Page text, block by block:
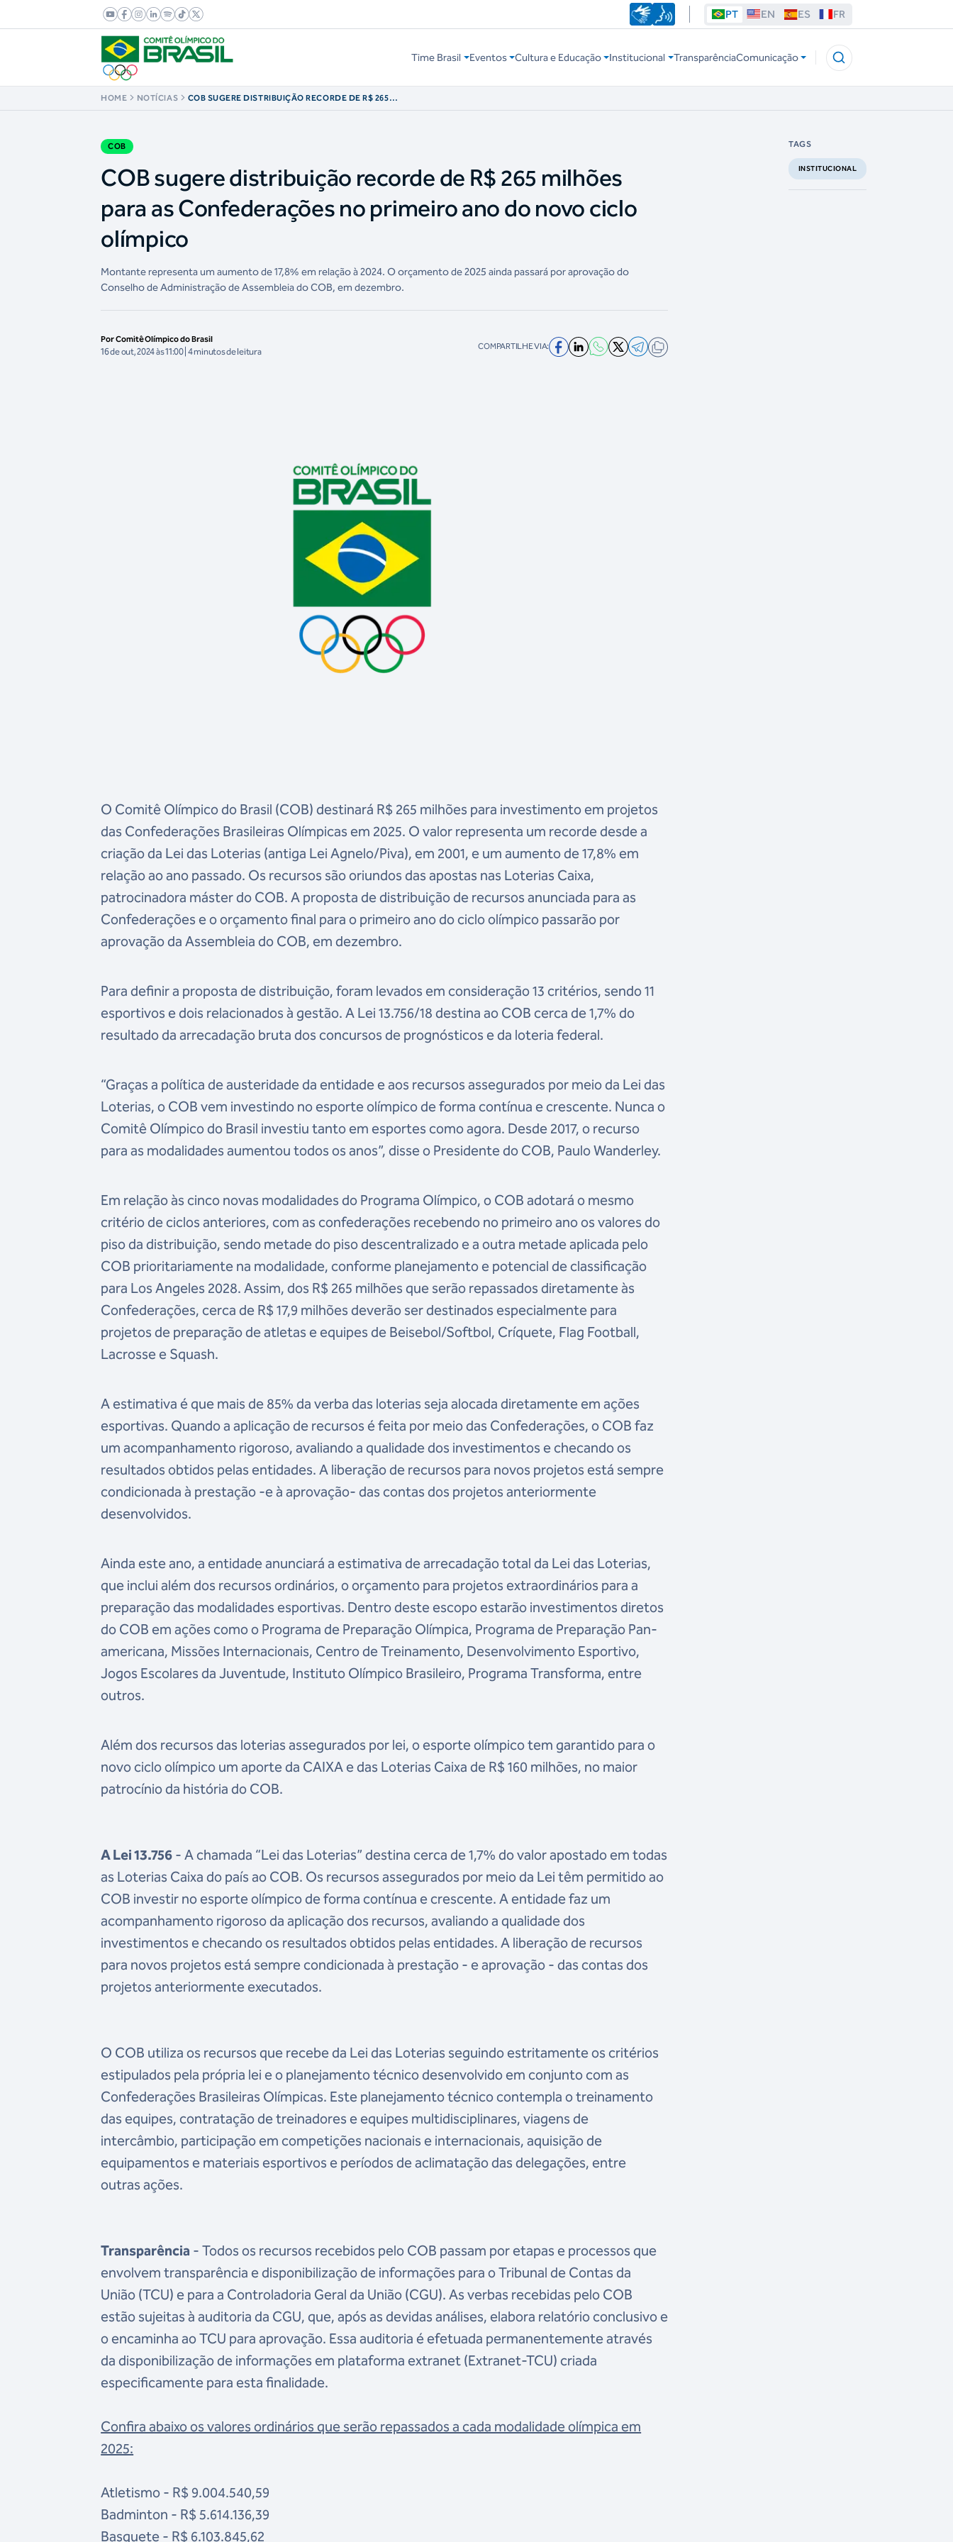
PT EN ES FR
Time Brasil Eventos Cultura e Educação Institucional TransparênciaComunicação
HOME NOTÍCIAS
COB SUGERE DISTRIBUIÇÃO RECORDE DE R$ 265
COB
COB sugere distribuição recorde de R$ 265 milhões
para as Confederações no primeiro ano do novo ciclo
olímpico
Montante representa um aumento de 17,8% em relação à 2024. O orçamento de 2025 ainda passará por aprovação do
Conselho de Administração de Assembleia do COB, em dezembro.
Por Comitê Olímpico do Brasil
16 de out, 2024 às 11:00 | 4 minutos de leitura COMPARTILHE VIA:
O Comitê Olímpico do Brasil (COB) destinará R$ 265 milhões para investimento em projetos
das Confederações Brasileiras Olímpicas em 2025. O valor representa um recorde desde a
criação da Lei das Loterias (antiga Lei Agnelo/Piva), em 2001, e um aumento de 17,8% em
relação ao ano passado. Os recursos são oriundos das apostas nas Loterias Caixa,
patrocinadora máster do COB. A proposta de distribuição de recursos anunciada para as
Confederações e o orçamento final para o primeiro ano do ciclo olímpico passarão por
aprovação da Assembleia do COB, em dezembro.
Para definir a proposta de distribuição, foram levados em consideração 13 critérios, sendo 11
esportivos e dois relacionados à gestão. A Lei 13.756/18 destina ao COB cerca de 1,7% do
resultado da arrecadação bruta dos concursos de prognósticos e da loteria federal.
“Graças a política de austeridade da entidade e aos recursos assegurados por meio da Lei das
Loterias, o COB vem investindo no esporte olímpico de forma contínua e crescente. Nunca o
Comitê Olímpico do Brasil investiu tanto em esportes como agora. Desde 2017, o recurso
para as modalidades aumentou todos os anos”, disse o Presidente do COB, Paulo Wanderley.
Em relação às cinco novas modalidades do Programa Olímpico, o COB adotará o mesmo
critério de ciclos anteriores, com as confederações recebendo no primeiro ano os valores do
piso da distribuição, sendo metade do piso descentralizado e a outra metade aplicada pelo
COB prioritariamente na modalidade, conforme planejamento e potencial de classificação
para Los Angeles 2028. Assim, dos R$ 265 milhões que serão repassados diretamente às
Confederações, cerca de R$ 17,9 milhões deverão ser destinados especialmente para
projetos de preparação de atletas e equipes de Beisebol/Softbol, Críquete, Flag Football,
Lacrosse e Squash.
A estimativa é que mais de 85% da verba das loterias seja alocada diretamente em ações
esportivas. Quando a aplicação de recursos é feita por meio das Confederações, o COB faz
um acompanhamento rigoroso, avaliando a qualidade dos investimentos e checando os
resultados obtidos pelas entidades. A liberação de recursos para novos projetos está sempre
condicionada à prestação -e à aprovação- das contas dos projetos anteriormente
desenvolvidos.
Ainda este ano, a entidade anunciará a estimativa de arrecadação total da Lei das Loterias,
que inclui além dos recursos ordinários, o orçamento para projetos extraordinários para a
preparação das modalidades esportivas. Dentro deste escopo estarão investimentos diretos
do COB em ações como o Programa de Preparação Olímpica, Programa de Preparação Pan-
americana, Missões Internacionais, Centro de Treinamento, Desenvolvimento Esportivo,
Jogos Escolares da Juventude, Instituto Olímpico Brasileiro, Programa Transforma, entre
outros.
Além dos recursos das loterias assegurados por lei, o esporte olímpico tem garantido para o
novo ciclo olímpico um aporte da CAIXA e das Loterias Caixa de R$ 160 milhões, no maior
patrocínio da história do COB.
A Lei 13.756 - A chamada “Lei das Loterias” destina cerca de 1,7% do valor apostado em todas
as Loterias Caixa do país ao COB. Os recursos assegurados por meio da Lei têm permitido ao
COB investir no esporte olímpico de forma contínua e crescente. A entidade faz um
acompanhamento rigoroso da aplicação dos recursos, avaliando a qualidade dos
investimentos e checando os resultados obtidos pelas entidades. A liberação de recursos
para novos projetos está sempre condicionada à prestação - e aprovação - das contas dos
projetos anteriormente executados.
O COB utiliza os recursos que recebe da Lei das Loterias seguindo estritamente os critérios
estipulados pela própria lei e o planejamento técnico desenvolvido em conjunto com as
Confederações Brasileiras Olímpicas. Este planejamento técnico contempla o treinamento
das equipes, contratação de treinadores e equipes multidisciplinares, viagens de
intercâmbio, participação em competições nacionais e internacionais, aquisição de
equipamentos e materiais esportivos e períodos de aclimatação das delegações, entre
outras ações.
Transparência - Todos os recursos recebidos pelo COB passam por etapas e processos que
envolvem transparência e disponibilização de informações para o Tribunal de Contas da
União (TCU) e para a Controladoria Geral da União (CGU). As verbas recebidas pelo COB
estão sujeitas à auditoria da CGU, que, após as devidas análises, elabora relatório conclusivo e
o encaminha ao TCU para aprovação. Essa auditoria é efetuada permanentemente através
da disponibilização de informações em plataforma extranet (Extranet-TCU) criada
especificamente para esta finalidade.
Confira abaixo os valores ordinários que serão repassados a cada modalidade olímpica em
2025:
Atletismo - R$ 9.004.540,59
Badminton - R$ 5.614.136,39
Basquete - R$ 6.103.845,62
TAGS
INSTITUCIONAL